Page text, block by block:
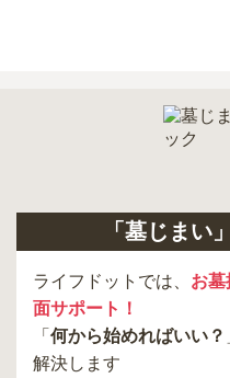
「墓じまい
ライフドットでは、 お
面サポート！
「 何から始めればいい？
解決します